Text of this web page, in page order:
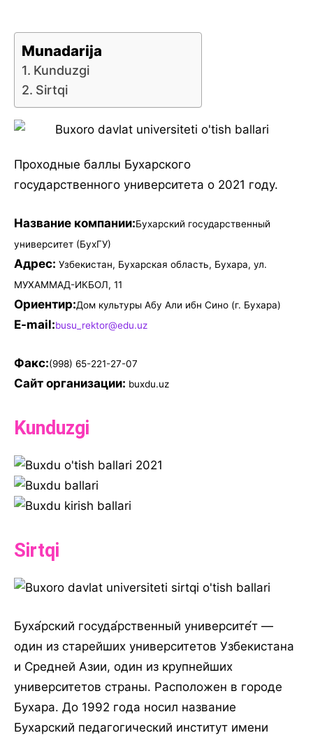
Munadarija
Kunduzgi
Sirtqi
Проходные баллы Бухарского
государственного университета о 2021 году.
Название компании:Бухарский государственный
университет (БухГУ)
Адрес: Узбекистан, Бухарская область, Бухара, ул.
МУХАММАД-ИКБОЛ, 11
Ориентир:Дом культуры Абу Али ибн Сино (г. Бухара)
E-mail:busu_rektor@edu.uz
Факс:(998) 65-221-27-07
Сайт организации: buxdu.uz
Kunduzgi
Sirtqi
Буха́рский госуда́рственный университе́т —
один из старейших университетов Узбекистана
и Средней Азии, один из крупнейших
университетов страны. Расположен в городе
Бухара. До 1992 года носил название
Бухарский педагогический институт имени